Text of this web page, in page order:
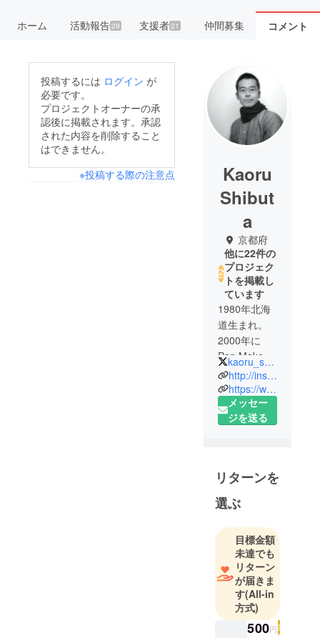
ホーム 活動報告29 支援者21 仲間募集 コメント
投稿するには ログイン が
必要です。
プロジェクトオーナーの承
認後に掲載されます。承認
された内容を削除すること
はできません。
※投稿する際の注意点
Kaoru
Shibut
a
京都府
他に22件の
プロジェク
トを掲載し
ています
1980年北海
道生まれ。
2000年に
Pan Make-
up School、
2003年に
Kanebo
Make-up
のびのびと
育つ。 絵画
作家であり
ながら、 音
に関心を抱
き、 音が色
や形と なっ
て現れる様
子を元に即
興的かつ共
kaoru_shibuta
http://instagram.com/shibuta_arts
https://www.saatchiart.com/shibuta777
メッセー
ジを送る
リターンを
選ぶ
目標金額
未達でも
リターン
が届きま
す(All-in
方式)
500円